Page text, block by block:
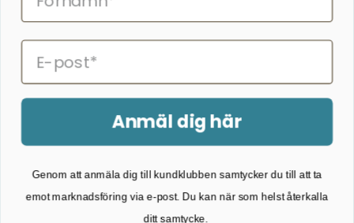
Följ oss på Facebook
Organisationsnummer: DK43080725
Anmäl dig här
Genom att anmäla dig till kundklubben samtycker du till att ta
emot marknadsföring via e-post. Du kan när som helst återkalla
ditt samtycke.